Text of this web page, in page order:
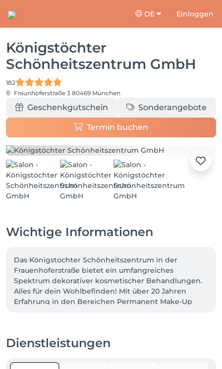
DE Einloggen
Königstöchter
Schönheitszentrum GmbH
182
Fraunhoferstraße 3 80469 München
Geschenkgutschein Sonderangebote
Termin buchen
Wichtige Informationen
Das Königstochter Schönheitszentrum in der
Frauenhoferstraße bietet ein umfangreiches
Spektrum dekorativer kosmetischer Behandlungen.
Alles für dein Wohlbefinden! Mit über 20 Jahren
Erfahrung in den Bereichen Permanent Make-Up
Haarentfernung ab. Zentral gelegen in der
Gärtnerplatz- / Glockenbachviertel sind wir leicht mit
Dienstleistungen